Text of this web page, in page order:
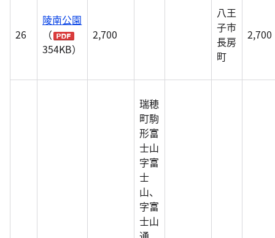
26
陵南公園
（
354KB）
2,700
八王
子市
長房
町
2,700
瑞穂
町駒
形富
士山
字富
士
山、
字富
士山